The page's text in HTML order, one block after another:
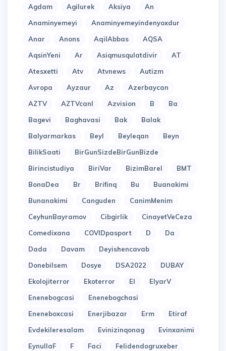
Agdam
Agilurek Aksiya
An
Anaminyemeyi
Anaminyemeyindenyoxdur
Anar
Anons AqilAbbas
AQSA
AqsinYeni
Ar Asiqmusqulatdivir
AT
Atesxetti
Atv Atvnews
Autizm
Avropa
Ayzaur Az
Azerbaycan
AZTV
AZTVcanl Azvision B
Ba
Bagevi
Baghavasi Bak
Balak
Balyarmarkas
Beyl Beyleqan
Beyn
BilikSaati
BirGunSizdeBirGunBizde
Birincistudiya
BiriVar BizimBarel
BMT
BonaDea
Br Brifinq Bu
Buanakimi
Bunanakimi
Canguden
CanimMenim
CeyhunBayramov
Cibgirlik
CinayetVeCeza
Comedixana
COVIDpasport D
Da
Dada
Davam
Deyishencavab
Donebilsem
Dosye DSA2022
DUBAY
Ekolojiterror
Ekoterror El
ElyarV
Enenebogcasi
Enenebogchasi
Eneneboxcasi
Enerjibazar Erm
Etiraf
Evdekileresalam
Evinizinqonag
Evinxanimi
EynullaF
F Faci
Felidendogruxeber